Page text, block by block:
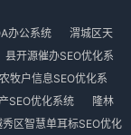
办公系统
渭城区天
开源催办SEO优化系
牧户信息SEO优化系
SEO优化系统
隆林
秀区智慧单耳标SEO优化